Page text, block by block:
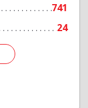
741
24